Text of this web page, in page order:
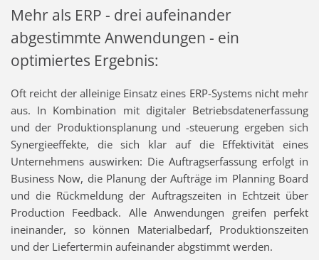
Mehr als ERP - drei aufeinander
abgestimmte Anwendungen - ein
optimiertes Ergebnis:
Oft reicht der alleinige Einsatz eines ERP-Systems nicht mehr
aus. In Kombination mit digitaler Betriebsdatenerfassung
und der Produktionsplanung und -steuerung ergeben sich
Synergieeffekte, die sich klar auf die Effektivität eines
Unternehmens auswirken: Die Auftragserfassung erfolgt in
Business Now, die Planung der Aufträge im Planning Board
und die Rückmeldung der Auftragszeiten in Echtzeit über
Production Feedback. Alle Anwendungen greifen perfekt
ineinander, so können Materialbedarf, Produktionszeiten
und der Liefertermin aufeinander abgstimmt werden.